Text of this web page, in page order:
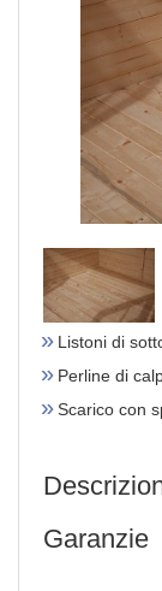
Listoni di
Perline di
Scarico con
Garanzie